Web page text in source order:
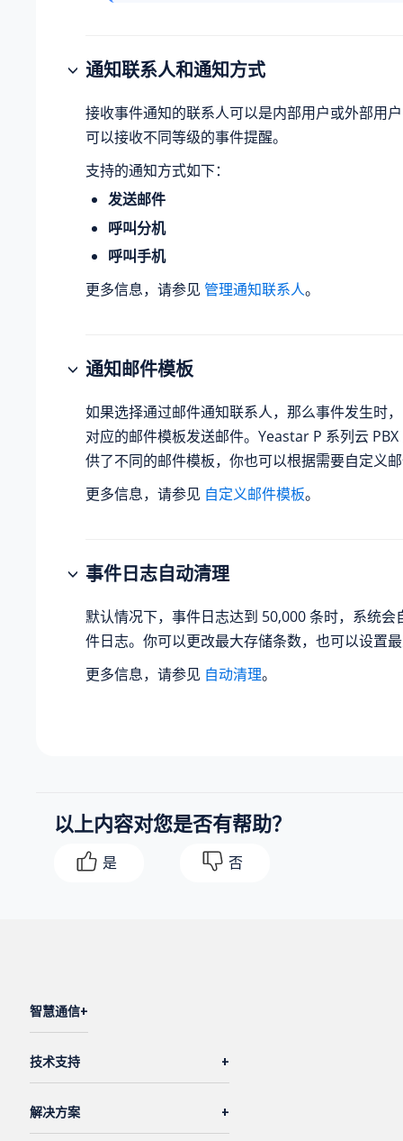
通知联系人和通知方式
接收事件通知的联系人可以是内部用户或外部用
可以接收不同等级的事件提醒。
支持的通知方式如下：
发送邮件
呼叫分机
呼叫手机
更多信息，请参见 管理通知联系人。
通知邮件模板
如果选择通过邮件通知联系人，那么事件发生时
对应的邮件模板发送邮件。 Yeastar P 系列云 PBX
供了不同的邮件模板，你也可以根据需要自定义
更多信息，请参见 自定义邮件模板。
事件日志自动清理
默认情况下，事件日志达到 50,000 条时，系统会
件日志。你可以更改最大存储条数，也可以设置
更多信息，请参见 自动清理。
以上内容对您是否有帮助？
是 否
智慧通信
技术支持
解决方案